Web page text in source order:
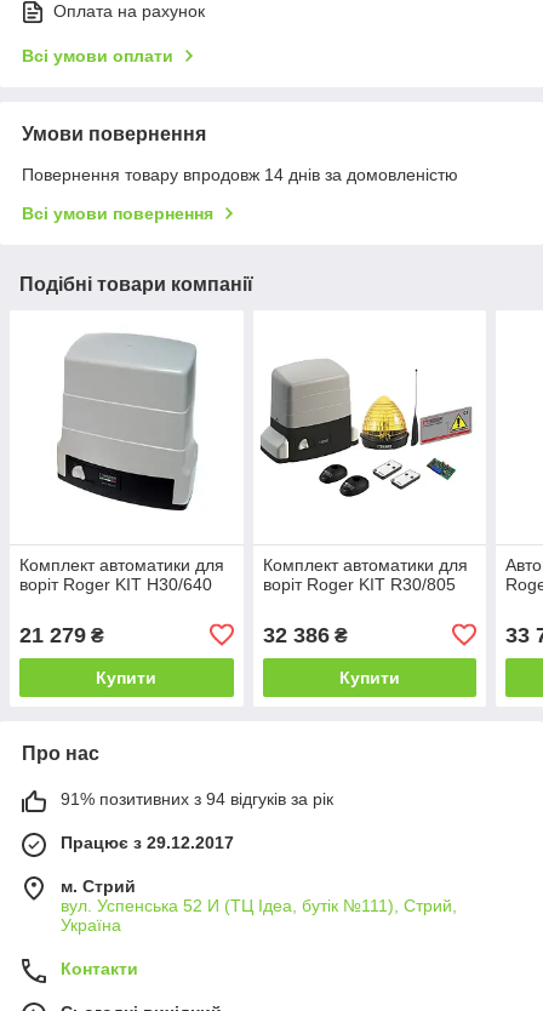
Оплата на рахунок
Всі умови оплати
Умови повернення
Повернення товару впродовж 14 днів за домовленістю
Всі умови повернення
Подібні товари компанії
Комплект автоматики для
воріт Roger KIT H30/640
21 279 ₴
Купити
Комплект автоматики для
воріт Roger KIT R30/805
32 386₴
Купити
33
Про нас
91% позитивних з 94 відгуків за рік
Працює з 29.12.2017
м. Стрий
вул. Успенська 52 И (ТЦ Ідеа, бутік №111), Стрий,
Україна
Контакти